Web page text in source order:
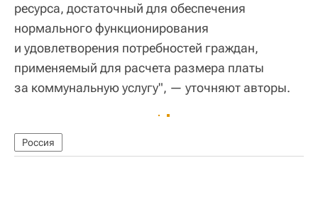
ресурса, достаточный для обеспечения
нормального функционирования
и удовлетворения потребностей граждан,
применяемый для расчета размера платы
за коммунальную услугу", — уточняют авторы.
Россия